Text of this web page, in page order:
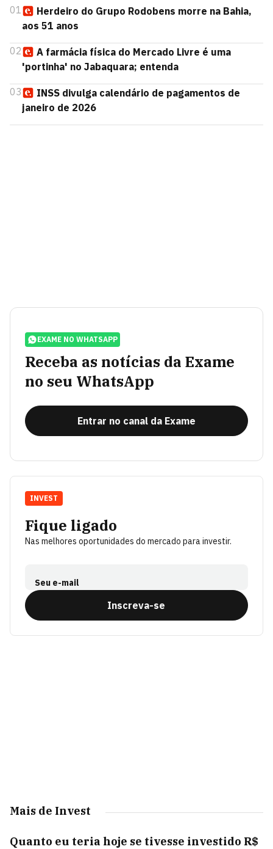
01
Herdeiro do Grupo Rodobens morre na Bahia,
aos 51 anos
02
A farmácia física do Mercado Livre é uma
'portinha' no Jabaquara; entenda
03
INSS divulga calendário de pagamentos de
janeiro de 2026
EXAME NO WHATSAPP
Receba as notícias da Exame
no seu WhatsApp
Entrar no canal da Exame
Fique ligado
Nas melhores oportunidades do mercado para investir.
Seu e-mail
Inscreva-se
INVEST
Mais de Invest
Quanto eu teria hoje se tivesse investido R$